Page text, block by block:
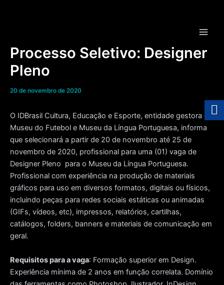
Processo Seletivo: Designer
Pleno
20 de novembro de 2020
O IDBrasil Cultura, Educação e Esporte, entidade gestora do
Museu do Futebol e Museu da Língua Portuguesa, informa
que selecionará a partir de 20 de novembro até 25 de
novembro de 2020, profissional para uma (01) vaga de
Designer Pleno para o Museu da Língua Portuguesa.
Profissional com experiência na produção de materiais
gráficos para uso em diversos formatos, digitais ou físicos,
incluindo peças para redes sociais estáticas ou animadas
(GIFs, vídeos, etc), impressos, relatórios, cartilhas,
catálogos, folders, banners e materiais de comunicação em
geral.
Requisitos para a vaga: Formação superior em Design.
Experiência mínima de 2 anos em função correlata. Domínio